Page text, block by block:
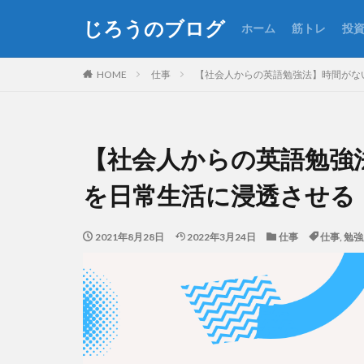
じろうのブログ ホーム 筋トレ 投資
HOME 仕事 【社会人からの英語勉強法】時間が
【社会人からの英語勉
を日常生活に浸透させる
2021年8月28日 2022年3月24日 仕事 仕事, 勉強